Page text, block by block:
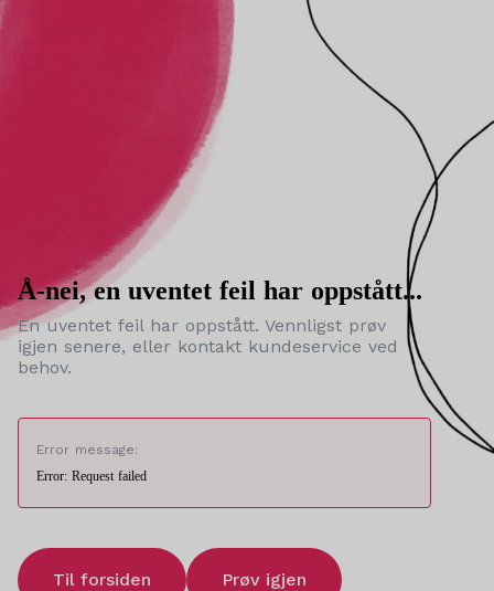
Å-nei, en uventet feil har oppstått...
En uventet feil har oppstått. Vennligst prøv
igjen senere, eller kontakt kundeservice ved
behov.
Error message:
Error: Request failed
Til forsiden Prøv igjen